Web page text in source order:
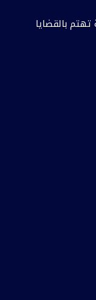
بالقضايا